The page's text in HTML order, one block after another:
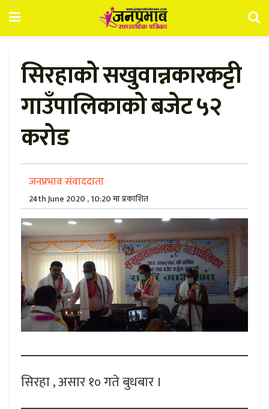
सिरहाको सखुवान्नकारकट्टी
गाउँपालिकाको बजेट ५२
करोड
जनप्रभाव संवाददाता
24th June 2020 , 10:20 मा प्रकाशित
सिरहा , असार १० गते बुधबार ।